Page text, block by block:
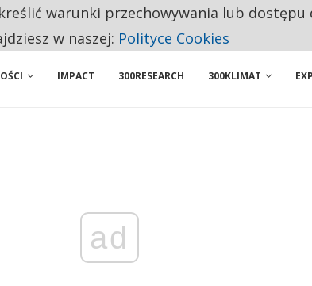
NA PODSTAWOWE ZAKUPY
IMPACT 300RESEARCH 300KLIMAT
ad
warunki przechowywania lub
w naszej: Polityce Cookies